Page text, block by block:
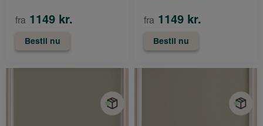
fra 1149 kr.
Bestil nu
fra 1149 kr.
Bestil nu